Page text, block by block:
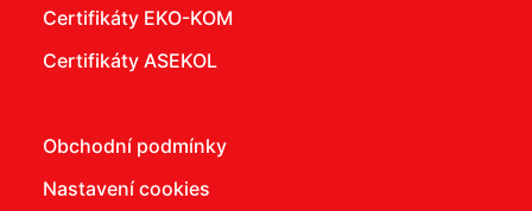
Certifikáty EKO-KOM
Certifikáty ASEKOL
Obchodní podmínky
Nastavení cookies